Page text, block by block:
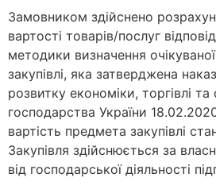
Замовником здійснено
вартості товарів/послуг
методики визначення
закупівлі, яка затверджена
розвитку економіки, торгівлі та
господарства України
вартість предмета закупівлі
Закупівля здійснюється за
від господарської діяльності